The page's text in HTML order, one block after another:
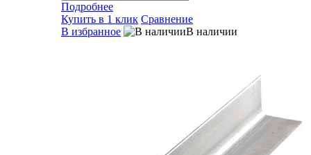
Подробнее
Купить в 1 клик Сравнение
В избранное
В наличии